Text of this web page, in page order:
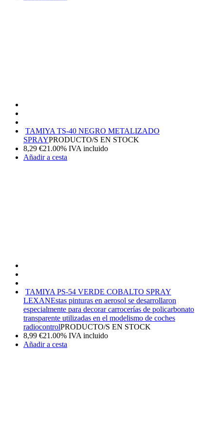
TAMIYA TS-40 NEGRO METALIZADO
SPRAYPRODUCTO/S EN STOCK
8,29 €21.00% IVA incluido
Añadir a cesta
TAMIYA PS-54 VERDE COBALTO SPRAY
LEXANEstas pinturas en aerosol se desarrollaron
especialmente para decorar carrocerías de policarbonato
transparente utilizadas en el modelismo de coches
radiocontrolPRODUCTO/S EN STOCK
8,99 €21.00% IVA incluido
Añadir a cesta